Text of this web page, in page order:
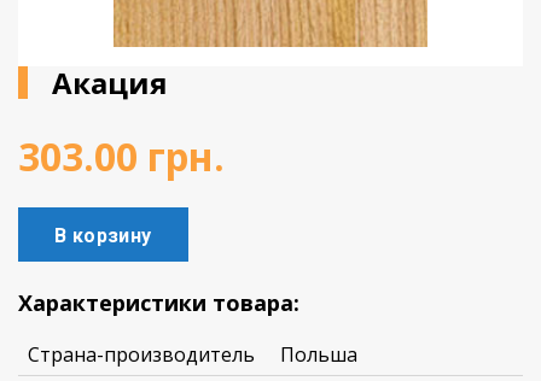
Акация
303.00 грн.
В корзину
Характеристики товара:
Страна-производитель
Польша